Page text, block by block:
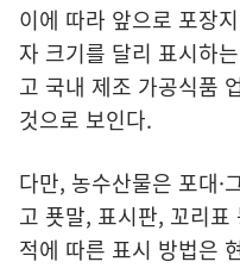
이에 따라 앞으로 포장
자 크기를 달리 표시하
고 국내 제조 가공식품
것으로 보인다.
다만, 농수산물은 포대·
고 푯말, 표시판, 꼬리
적에 따른 표시 방법은